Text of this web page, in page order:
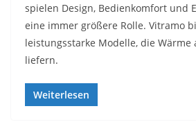
spielen Design, Bedienkomfort und
eine immer größere Rolle. Vitramo
leistungsstarke Modelle, die
liefern.
Weiterlesen